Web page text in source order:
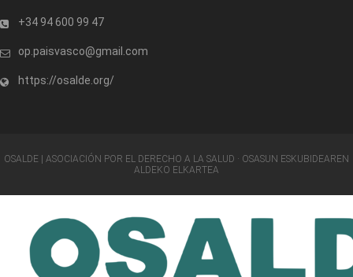
+34 94 600 99 47
op.paisvasco@gmail.com
https://osalde.org/
OSALDE | ASOCIACIÓN POR EL DERECHO A LA SALUD · OSASUN ESKUBIDEAREN
ALDEKO ELKARTEA